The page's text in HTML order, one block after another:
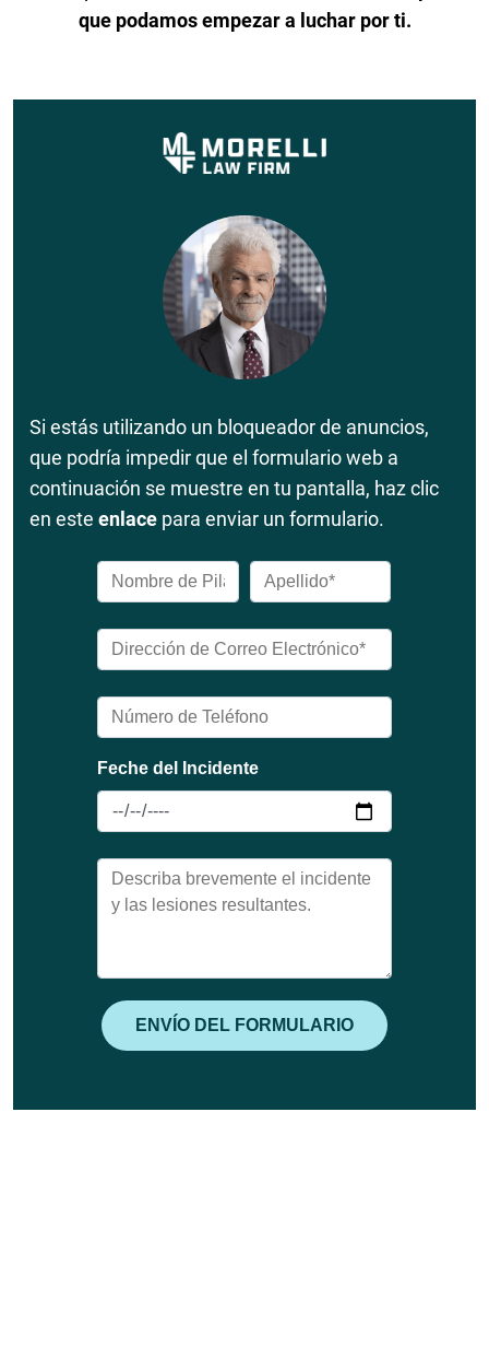
que podamos empezar a luchar por ti.
Si estás utilizando un bloqueador de anuncios,
que podría impedir que el formulario web a
continuación se muestre en tu pantalla, haz clic
en este enlace para enviar un formulario.